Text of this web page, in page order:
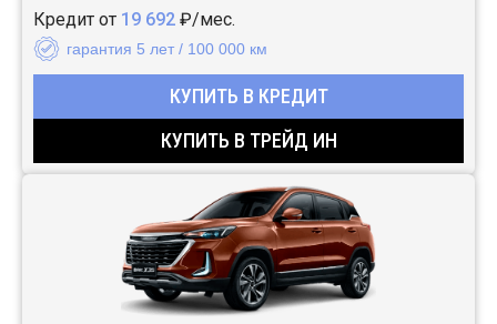
Кредит от 19 692 ₽/мес.
гарантия 5 лет / 100 000 км
КУПИТЬ В КРЕДИТ
КУПИТЬ В ТРЕЙД ИН